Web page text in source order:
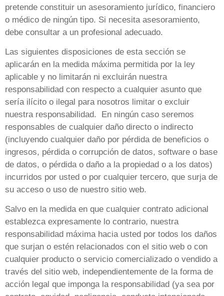
pretende constituir un asesoramiento jurídico, financiero
o médico de ningún tipo. Si necesita asesoramiento,
debe consultar a un profesional adecuado.
Las siguientes disposiciones de esta sección se
aplicarán en la medida máxima permitida por la ley
aplicable y no limitarán ni excluirán nuestra
responsabilidad con respecto a cualquier asunto que
sería ilícito o ilegal para nosotros limitar o excluir
nuestra responsabilidad. En ningún caso seremos
responsables de cualquier daño directo o indirecto
(incluyendo cualquier daño por pérdida de beneficios o
ingresos, pérdida o corrupción de datos, software o base
de datos, o pérdida o daño a la propiedad o a los datos)
incurridos por usted o por cualquier tercero, que surja de
su acceso o uso de nuestro sitio web.
Salvo en la medida en que cualquier contrato adicional
establezca expresamente lo contrario, nuestra
responsabilidad máxima hacia usted por todos los daños
que surjan o estén relacionados con el sitio web o con
cualquier producto o servicio comercializado o vendido a
través del sitio web, independientemente de la forma de
acción legal que imponga la responsabilidad (ya sea por